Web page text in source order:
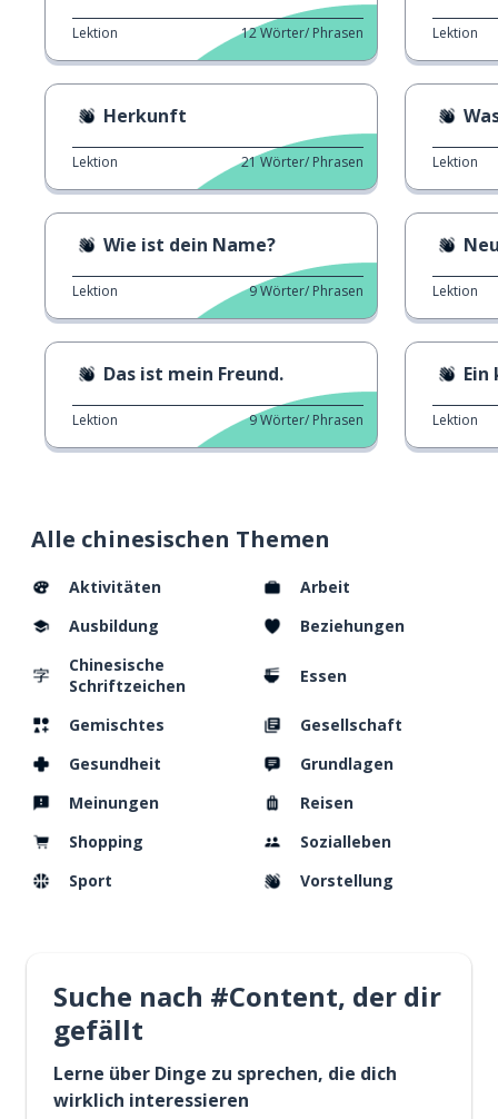
Alle chinesischen Themen
Aktivitäten
Arbeit
Ausbildung
Beziehungen
Chinesische
Schriftzeichen
Essen
Gemischtes
Gesellschaft
Gesundheit
Grundlagen
Meinungen
Reisen
Shopping
Sozialleben
Sport
Vorstellung
Lektion 12Wörter/ Phrasen
Herkunft
Lektion 21Wörter/ Phrasen
Wie ist dein Name?
Lektion 9Wörter/ Phrasen
Das ist mein Freund.
Lektion 9Wörter/ Phrasen
Lektion
Lektion
Lektion
Ein
Lektion
Suche nach #Content, der dir
gefällt
Lerne über Dinge zu sprechen, die dich
wirklich interessieren